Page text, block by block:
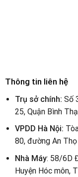
Thông tin liên hệ
Trụ sở chính: Số
25, Quận Bình
VPDD Hà Nội:
80, đường An
Nhà Máy: 58/6D
Huyện Hóc môn,